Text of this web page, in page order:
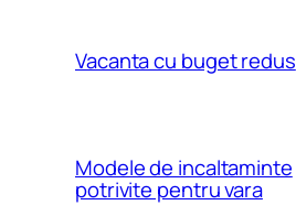
Vacanta cu buget redus
Modele de incaltaminte
potrivite pentru vara